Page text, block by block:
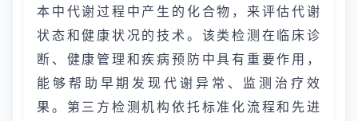
本中代谢过程中产生的化合物，来评估代谢
状态和健康状况的技术。该类检测在临床诊
断、健康管理和疾病预防中具有重要作用，
能够帮助早期发现代谢异常、监测治疗效
果。第三方检测机构依托标准化流程和先进